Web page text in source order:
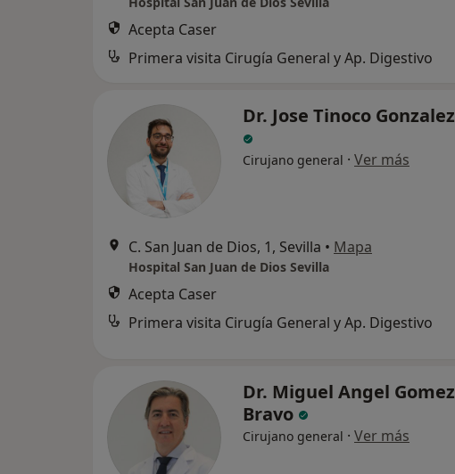
Acepta Caser
Primera visita Cirugía General y Ap. Digestivo
Dr. Jose Tinoco Gonzalez
Cirujano general · Ver más
C. San Juan de Dios, 1, Sevilla • Mapa
Hospital San Juan de Dios Sevilla
Acepta Caser
Primera visita Cirugía General y Ap. Digestivo
Dr. Miguel Angel Gomez
Bravo
Cirujano general · Ver más